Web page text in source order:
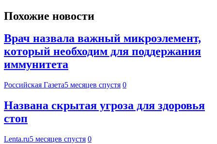
Похожие новости
Врач назвала важный микроэлемент,
который необходим для поддержания
иммунитета
Российская Газета5 месяцев спустя 0
Названа скрытая угроза для здоровья
стоп
Lenta.ru5 месяцев спустя 0